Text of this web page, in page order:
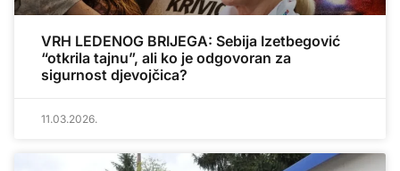
VRH LEDENOG BRIJEGA: Sebija Izetbegović
“otkrila tajnu”, ali ko je odgovoran za
sigurnost djevojčica?
11.03.2026.